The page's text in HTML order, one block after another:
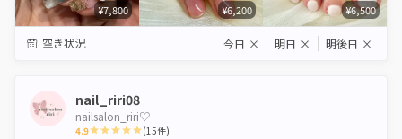
¥7,800 ¥6,200 ¥6,500
空き状況 今日 × 明日 × 明後日 ×
nail_riri08
nailsalon_riri♡
4.9 (15件)